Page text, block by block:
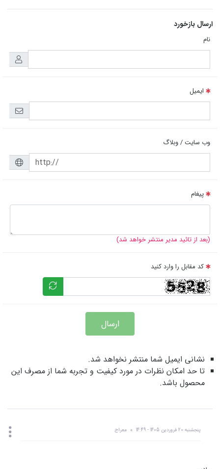
ارسال بازخورد
نام
ایمیل
وب سایت / وبلاگ
پیغام
(بعد از تائید مدیر منتشر خواهد شد)
کد مقابل را وارد کنید
ارسال
نشانی ایمیل شما منتشر نخواهد شد.
تا حد امکان نظرات در مورد کیفیت و تجربه شما از مصرف این
محصول باشد.
پنجشنبه 20 فروردین 1405 - 14:49 معراج